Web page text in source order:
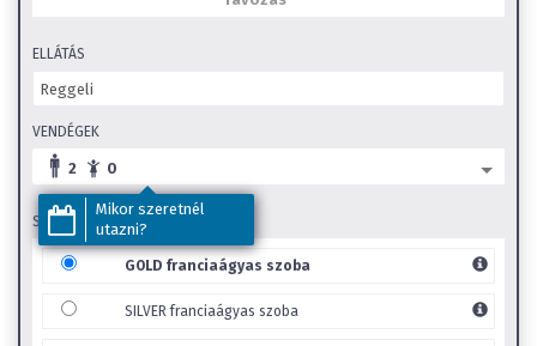
Mikor szeretnél
utazni?
ELLÁTÁS
VENDÉGEK
2 0
SZOBA TÍPUS
GOLD franciaágyas szoba
SILVER franciaágyas szoba